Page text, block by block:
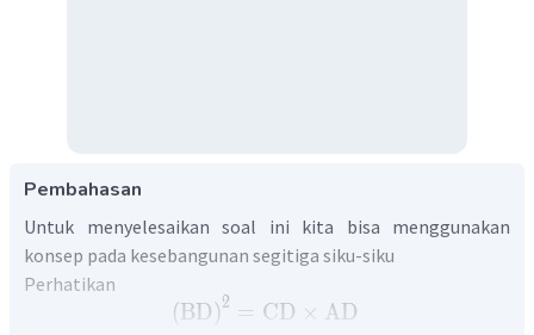
Pembahasan
Untuk menyelesaikan soal ini kita bisa menggunakan
konsep pada kesebangunan segitiga siku-siku
Perhatikan
(BD)2 = CD × AD